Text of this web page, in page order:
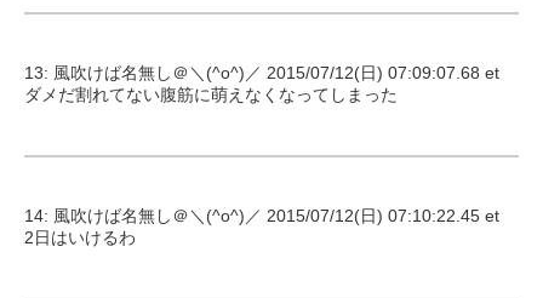
13: 風吹けば名無し＠＼(^o^)／ 2015/07/12(日) 07:09:07.68 et
ダメだ割れてない腹筋に萌えなくなってしまった
14: 風吹けば名無し＠＼(^o^)／ 2015/07/12(日) 07:10:22.45 et
2日はいけるわ